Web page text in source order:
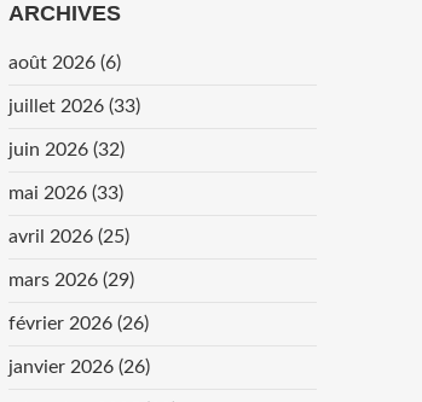
ARCHIVES
août 2026 (6)
juillet 2026 (33)
juin 2026 (32)
mai 2026 (33)
avril 2026 (25)
mars 2026 (29)
février 2026 (26)
janvier 2026 (26)